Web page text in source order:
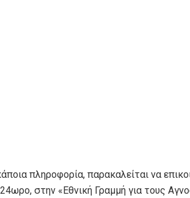
πληροφορία, παρακαλείται να
στην «Εθνική Γραμμή για τους